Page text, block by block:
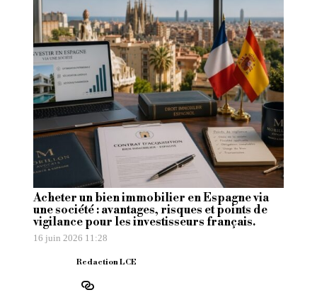
Acheter un bien immobilier en Espagne via
une société : avantages, risques et points de
vigilance pour les investisseurs français.
16 juin 2026 11:28
Redaction LCE